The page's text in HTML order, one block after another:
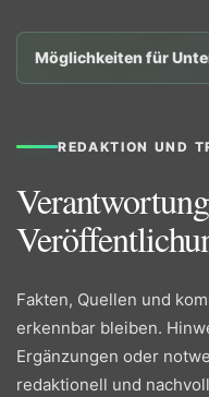
Möglichkeiten für
REDAKTION UND
Fakten, Quellen und
erkennbar bleiben.
Ergänzungen oder
redaktionell und